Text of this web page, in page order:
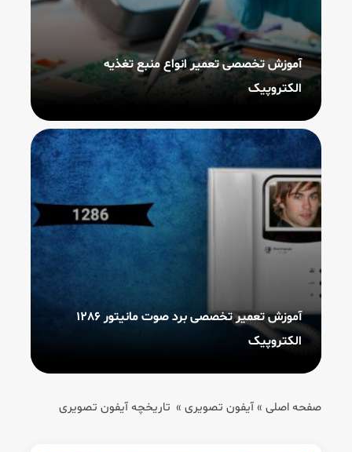
آموزش تخصصی تعمیر انواع منبع تغذیه
الکتروپیک
آموزش تعمیر تخصصی برد صوت مانیتور 1286
الکتروپیک
صفحه اصلی » آیفون تصویری » تاریخچه آیفون تصویری